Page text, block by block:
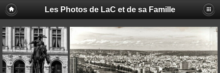
Les Photos de LaC et de sa Famille